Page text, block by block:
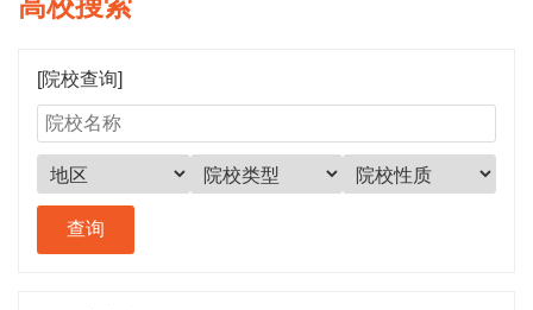
[院校查询]